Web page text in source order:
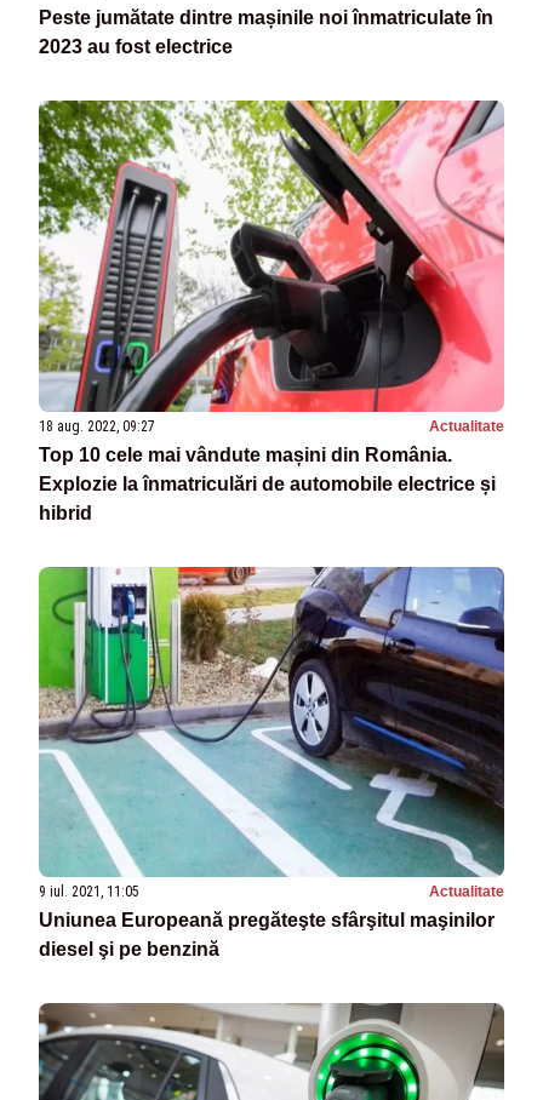
Peste jumătate dintre mașinile noi înmatriculate în
2023 au fost electrice
18 aug. 2022, 09:27 Actualitate
Top 10 cele mai vândute mașini din România.
Explozie la înmatriculări de automobile electrice și
hibrid
9 iul. 2021, 11:05 Actualitate
Uniunea Europeană pregăteşte sfârşitul maşinilor
diesel şi pe benzină